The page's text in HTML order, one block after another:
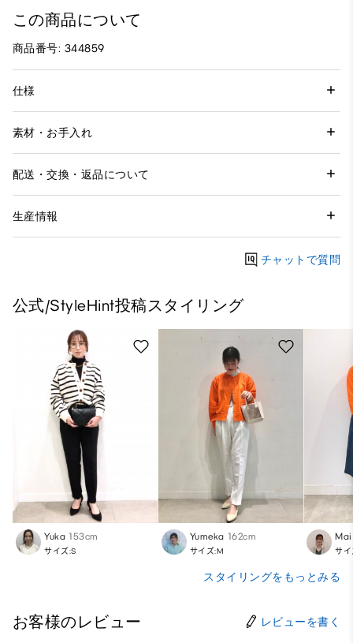
この商品について
商品番号: 344859
仕様
素材・お手入れ
配送・交換・返品について
生産情報
チャットで質問
公式/StyleHint投稿スタイリング
Yuka 153cm
サイズ:S
Yumeka 162cm
サイズ:M
Mai
サ
スタイリングをもっとみる
お客様のレビュー レビューを書く